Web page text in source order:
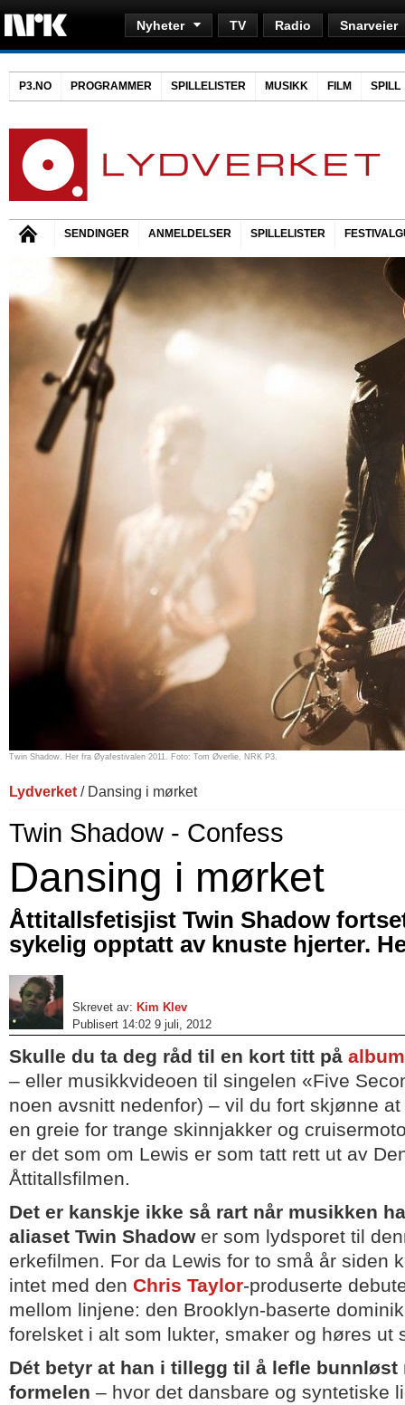
Nyheter TV Radio Snarveier
P3.NO PROGRAMMER SPILLELISTER MUSIKK FILM SPILL
SENDINGER ANMELDELSER SPILLELISTER
Twin Shadow. Her fra Øyafestivalen 2011. Foto: Tom Øverlie, NRK P3.
Lydverket / Dansing i mørket
Twin Shadow - Confess
Dansing i mørket
Åttitallsfetisjist Twin Shadow
sykelig opptatt av knuste hjerter.
Skrevet av: Kim Klev
Publisert 14:02 9 juli, 2012
Skulle du ta deg råd til en kort titt på
– eller musikkvideoen til singelen «Five
noen avsnitt nedenfor) – vil du fort skjønne
en greie for trange skinnjakker og
er det som om Lewis er som tatt rett ut av
Åttitallsfilmen.
Det er kanskje ikke så rart når musikken
aliaset Twin Shadower som lydsporet til
erkefilmen. For da Lewis for to små år siden
intet med den Chris Taylor-produserte
mellom linjene: den Brooklyn-baserte
forelsket i alt som lukter, smaker og høres ut
Dét betyr at han i tillegg til å lefle bunnløst
formelen – hvor det dansbare og syntetiske